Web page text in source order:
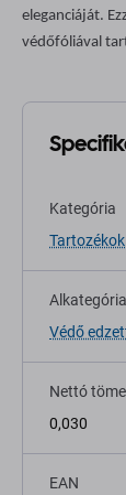
eleganciáját.
védőfóliával
Kategória
Tartozékok
Alkategória
Védő
Nettó
0,030
EAN